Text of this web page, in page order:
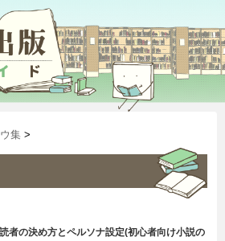
集 >
者の決め方とペルソナ設定(初心者向け小説の